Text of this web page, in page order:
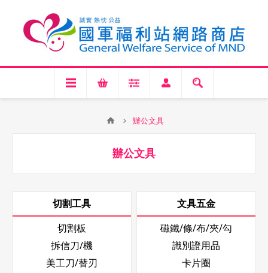
辦公文具
辦公文具
切割工具
切割板
拆信刀/機
美工刀/替刃
文具五金
磁鐵/條/布/夾/勾
識別證用品
卡片圈